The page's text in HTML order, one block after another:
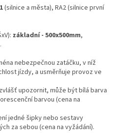
(silnice a města), RA2 (silnice první
základní - 500x500mm,
nebezpečnou zatáčku, v níž
jízdy, a usměrňuje provoz ve
upozornit, může být bílá barva
barvou (cena na
jedné šipky nebo sestavy
za sebou (cena na vyžádání).